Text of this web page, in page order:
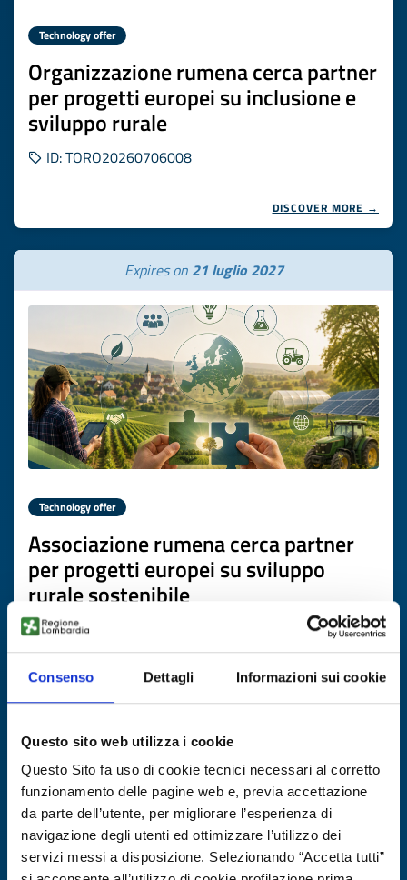
Consenso Dettagli Informazioni sui cookie
Questo sito web utilizza i cookie
Questo Sito fa uso di cookie tecnici necessari al corretto
funzionamento delle pagine web e, previa accettazione
da parte dell’utente, per migliorare l’esperienza di
navigazione degli utenti ed ottimizzare l’utilizzo dei
servizi messi a disposizione. Selezionando “Accetta tutti”
Technology offer
Organizzazione rumena cerca partner
per progetti europei su inclusione e
sviluppo rurale
ID: TORO20260706008
DISCOVER MORE →
Expires on 21 luglio 2027
Technology offer
Associazione rumena cerca partner
per progetti europei su sviluppo
rurale sostenibile
ID: TORO20260706007
DISCOVER MORE →
Expires on 20 agosto 2026